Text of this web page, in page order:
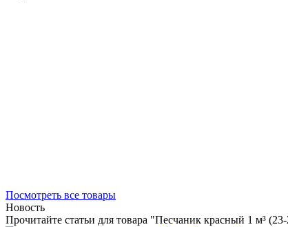
Посмотреть все товары
Новость
Прочитайте статьи для товара "Песчаник красный 1 м³